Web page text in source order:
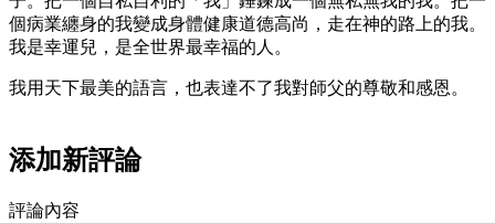
個病業纏身的我變成身體健康道德高尚，走在神的路上的我。
我是幸運兒，是全世界最幸福的人。
我用天下最美的語言，也表達不了我對師父的尊敬和感恩。
添加新評論
評論內容